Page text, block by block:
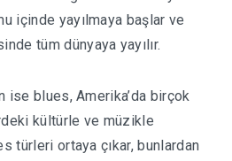
içinde yayılmaya başlar ve
tüm dünyaya yayılır.
ise blues, Amerika’da birçok
kültürle ve müzikle
türleri ortaya çıkar, bunlardan